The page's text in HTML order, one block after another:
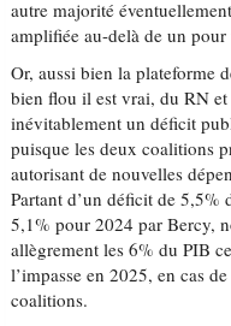
autre majorité
amplifiée au-delà de un pour
Or, aussi bien la plateforme
bien flou il est vrai, du RN
inévitablement un déficit
puisque les deux coalitions
autorisant de nouvelles
Partant d’un déficit de 5,5%
5,1% pour 2024 par Bercy,
allègrement les 6% du PIB
l’impasse en 2025, en cas
coalitions.